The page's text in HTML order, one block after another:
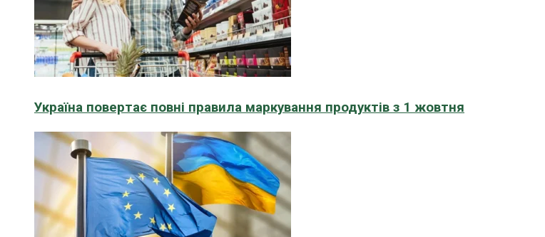
Україна повертає повні правила маркування продуктів з 1 жовтня